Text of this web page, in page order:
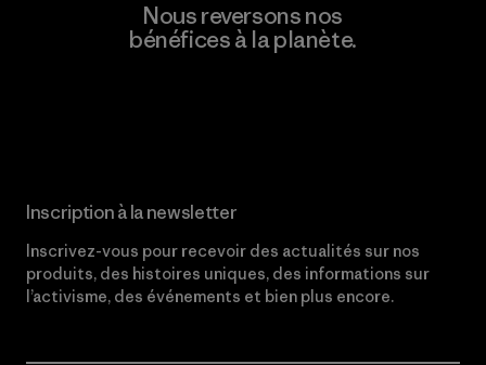
Nous reversons nos
bénéfices à la planète.
Inscription à la newsletter
Inscrivez-vous pour recevoir des actualités sur nos
produits, des histoires uniques, des informations sur
l’activisme, des événements et bien plus encore.